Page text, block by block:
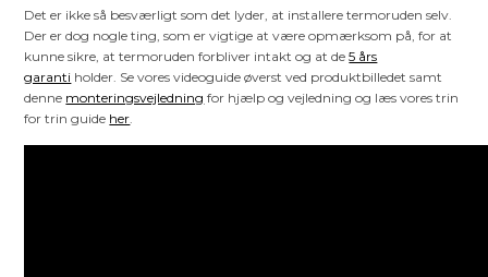
Det er ikke så besværligt som det lyder, at installere termoruden selv.
Der er dog nogle ting, som er vigtige at være opmærksom på, for at
kunne sikre, at termoruden forbliver intakt og at de5 års
garanti holder. Se vores videoguide øverst ved produktbilledet samt
denne monteringsvejledning for hjælp og vejledning og læs vores trin
for trin guide her